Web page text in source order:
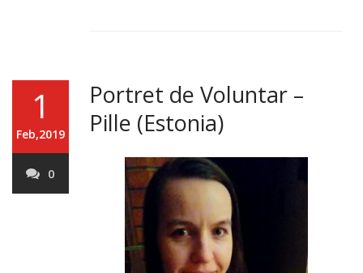
1
Feb,2019
0
Portret de Voluntar –
Pille (Estonia)